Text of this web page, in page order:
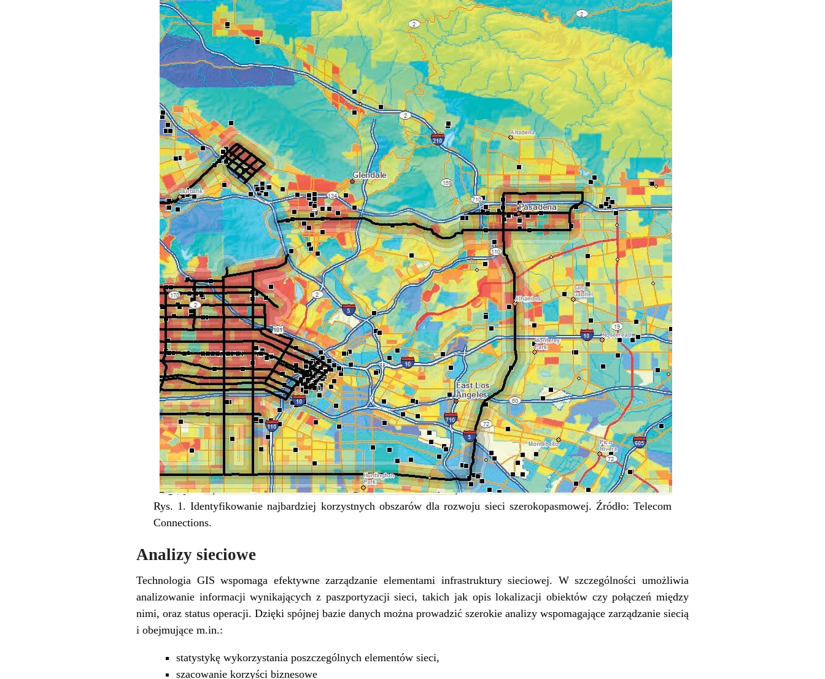
Rys. 1. Identyfikowanie najbardziej korzystnych obszarów dla rozwoju sieci szerokopasmowej. Źródło: Telecom
Connections.
Analizy sieciowe
Technologia GIS wspomaga efektywne zarządzanie elementami infrastruktury sieciowej. W szczególności umożliwia
analizowanie informacji wynikających z paszportyzacji sieci, takich jak opis lokalizacji obiektów czy połączeń między
nimi, oraz status operacji. Dzięki spójnej bazie danych można prowadzić szerokie analizy wspomagające zarządzanie siecią
i obejmujące m.in.:
statystykę wykorzystania poszczególnych elementów sieci,
szacowanie korzyści biznesowe